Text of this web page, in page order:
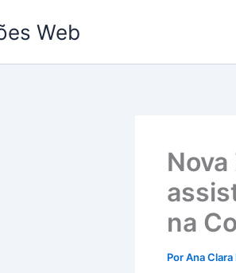
Web
na
PorAna